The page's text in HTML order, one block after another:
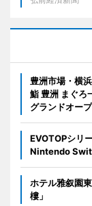
豊洲市場・横
鮨 豊洲 まぐ
グランドオープ
EVOTOPシリ
Nintendo
ホテル雅叙園
樓」